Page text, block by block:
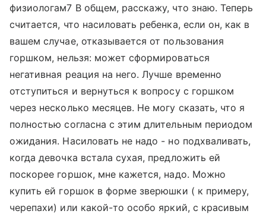
физиологам7 В общем, расскажу, что знаю. Теперь
считается, что насиловать ребенка, если он, как в
вашем случае, отказывается от пользования
горшком, нельзя: может сформироваться
негативная реация на него. Лучше временно
отступиться и вернуться к вопросу с горшком
через несколько месяцев. Не могу сказать, что я
полностью согласна с этим длительным периодом
ожидания. Насиловать не надо - но подхваливать,
когда девочка встала сухая, предложить ей
поскорее горшок, мне кажется, надо. Можно
купить ей горшок в форме зверюшки ( к примеру,
черепахи) или какой-то особо яркий, с красивым